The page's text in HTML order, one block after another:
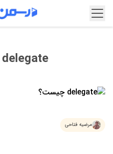
delegate چیست؟
مرضیه فتاحی